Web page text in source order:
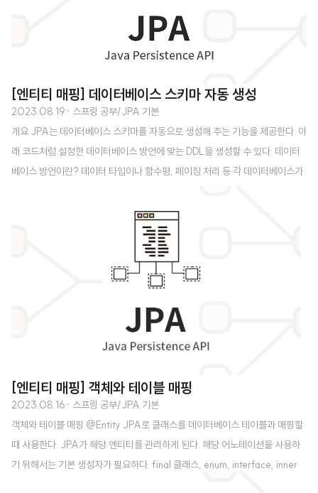
[엔티티 매핑] 데이터베이스 스키마 자동 생성
2023.08.19 · 스프링 공부/JPA 기본
개요 JPA는 데이터베이스 스키마를 자동으로 생성해 주는 기능을 제공한다. 아
래 코드처럼 설정한 데이터베이스 방언에 맞는 DDL을 생성할 수 있다. 데이터
베이스 방언이란? 데이터 타입이나 함수평, 페이징 처리 등 각 데이터베이스가
하면 나중에 데이터베이스를 교체하기 어렵다. 이를 해결하기 위해 JPA에서는
아래와 같은 방언 클래스들을 제공한다. - H2 : org.hibernate.dialect.H2Dia
lect - MySQL : org.hibernate.dialect.MySQL5InnoDBDialect - Oracl
e 10g: org.hibernate.dialect.Oracle10gDialect 스키마 생성 옵션 create
[엔티티 매핑] 객체와 테이블 매핑
2023.08.16 · 스프링 공부/JPA 기본
객체와 테이블 매핑 @Entity JPA로 클래스를 데이터베이스 테이블과 매핑할
때 사용한다. JPA가 해당 엔티티를 관리하게 된다. 해당 어노테이션을 사용하
기 위해서는 기본 생성자가 필요하다. final 클래스, enum, interface, inner